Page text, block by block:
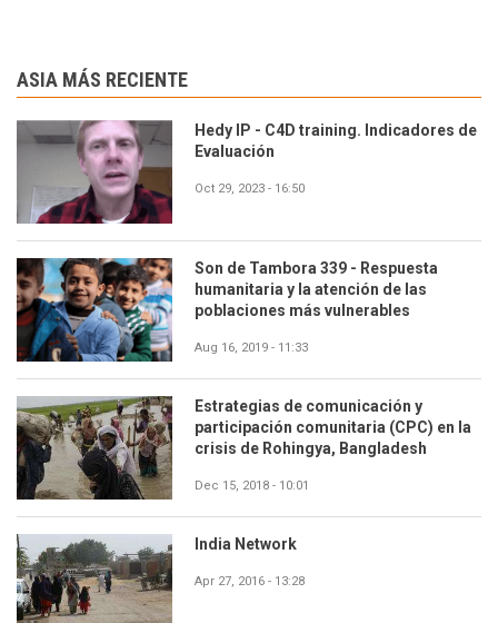
ASIA MÁS RECIENTE
Hedy IP - C4D training. Indicadores de
Evaluación
Oct 29, 2023 - 16:50
Son de Tambora 339 - Respuesta
humanitaria y la atención de las
poblaciones más vulnerables
Aug 16, 2019 - 11:33
Estrategias de comunicación y
participación comunitaria (CPC) en la
crisis de Rohingya, Bangladesh
Dec 15, 2018 - 10:01
India Network
Apr 27, 2016 - 13:28